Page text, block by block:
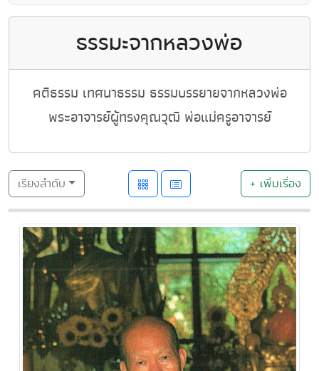
ธรรมะจากหลวงพ่อ
คติธรรม เทศนาธรรม ธรรมบรรยายจากหลวงพ่อ
พระอาจารย์ผู้ทรงคุณวุฒิ พ่อแม่ครูอาจารย์
เรียงลำดับ + เพิ่มเรื่อง